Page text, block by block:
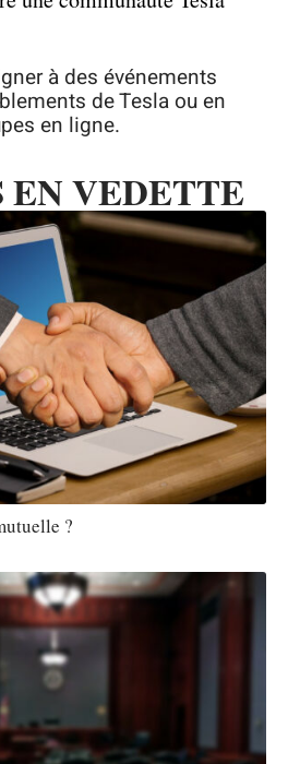
à des événements
de Tesla ou en
en ligne.
VEDETTE
?